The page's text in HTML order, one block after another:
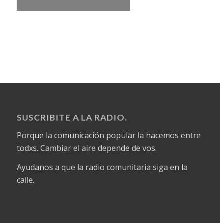
SUSCRIBITE A LA RADIO.
Porque la comunicación popular la hacemos entre
todxs. Cambiar el aire depende de vos.
Ayudanos a que la radio comunitaria siga en la
calle.